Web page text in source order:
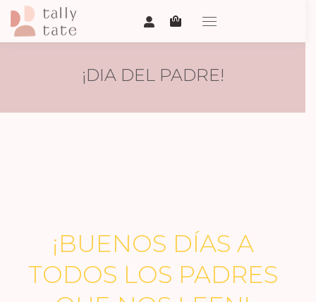
¡DIA DEL PADRE!
¡BUENOS DÍAS A
TODOS LOS PADRES